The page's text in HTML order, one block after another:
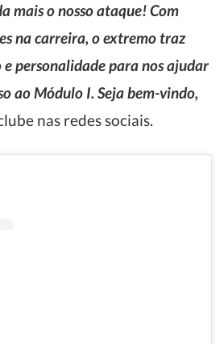
mais o nosso ataque! Com
na carreira, o extremo traz
personalidade para nos ajudar
ao Módulo I. Seja bem-vindo,
nas redes sociais.